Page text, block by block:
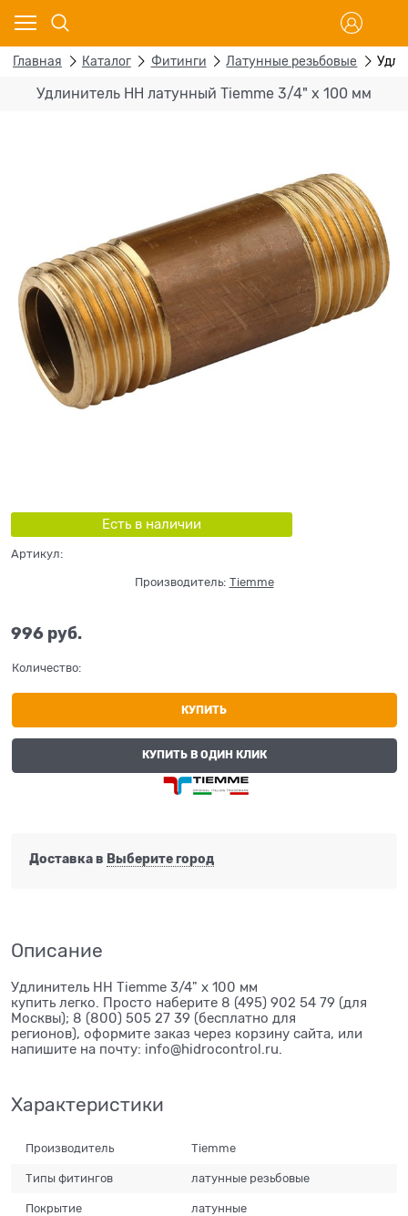
Главная Каталог Фитинги Латунные резьбовые
Удлинитель НН латунный Tiemme 3/4" х 100 мм
Есть в наличии
Артикул:
Производитель: Tiemme
996 руб.
Количество:
КУПИТЬ
КУПИТЬ В ОДИН КЛИК
Доставка в Выберите город
Описание
Удлинитель НН Tiemme 3/4" х 100 мм
купить легко. Просто наберите 8 (495) 902 54 79 (для
Москвы); 8 (800) 505 27 39 (бесплатно для
регионов), оформите заказ через корзину сайта, или
напишите на почту: info@hidrocontrol.ru.
Характеристики
Производитель Tiemme
Типы фитингов латунные резьбовые
Покрытие латунные